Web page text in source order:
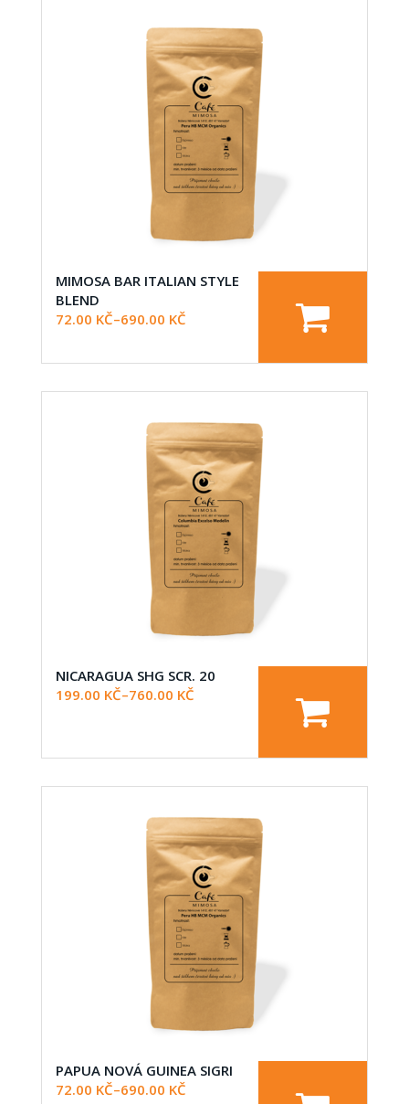
MIMOSA BAR ITALIAN STYLE
BLEND
72.00 KČ–690.00 KČ
NICARAGUA SHG SCR. 20
199.00 KČ–760.00 KČ
PAPUA NOVÁ GUINEA SIGRI
72.00 KČ–690.00 KČ